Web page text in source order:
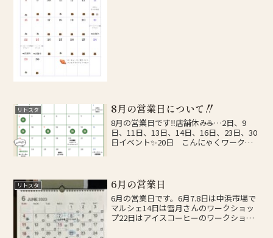
リトスタ 8月の営業日について‼️
8月の営業日です‼️店舗休み☕️…2日、9
日、11日、13日、14日、16日、23日、30
日イベント✨20日 こんにゃくワークシ
リトスタ 6月の営業日
6月の営業日です。6月7.8日は中浜市場で
マルシェ14日は雪月さんのワークショッ
プ22日はアイスコーヒーのワークショッ